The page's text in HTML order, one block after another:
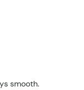
smooth.